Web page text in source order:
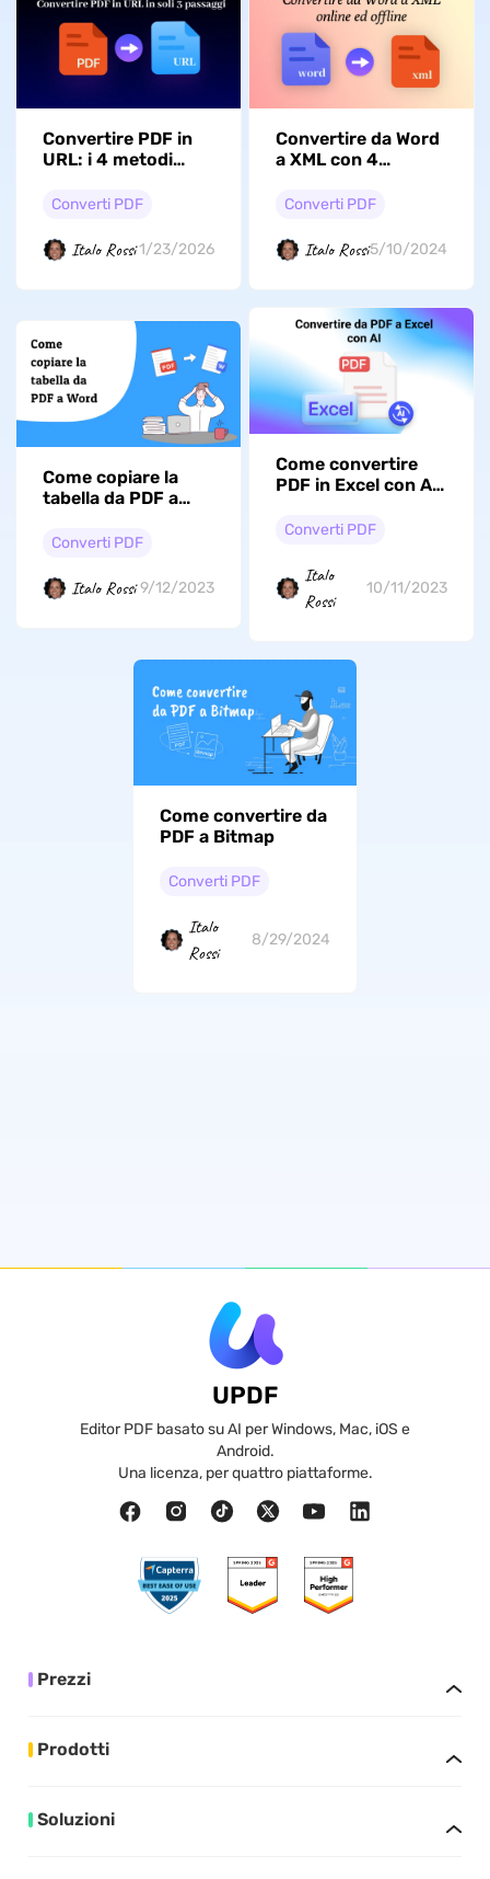
Convertire PDF in
URL: i 4 metodi
semplici passaggi
Converti PDF
Italo Rossi1/23/2026
Convertire da Word
a XML con 4
Converti PDF
Italo Rossi5/10/2024
Come copiare la
tabella da PDF a
Converti PDF
Italo Rossi 9/12/2023
Come convertire
PDF in Excel con AI
Converti PDF
Italo
Rossi
10/11/2023
Come convertire da
PDF a Bitmap
Converti PDF
Italo
Rossi
8/29/2024
UPDF
Editor PDF basato su AI per Windows, Mac, iOS e
Android.
Una licenza, per quattro piattaforme.
Prezzi
Prodotti
Soluzioni